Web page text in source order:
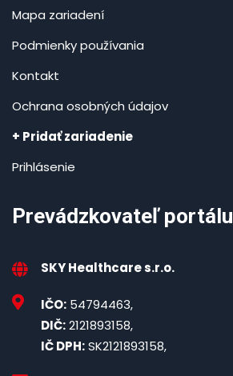
Mapa zariadení
Podmienky používania
Kontakt
Ochrana osobných údajov
+ Pridať zariadenie
Prihlásenie
Prevádzkovateľ portálu
SKY Healthcare s.r.o.
IČO: 54794463,
DIČ:2121893158,
IČ DPH:SK2121893158,